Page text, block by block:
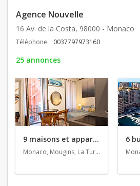
Agence Nouvelle
16 Av. de la Costa, 98000 - Monaco
Téléphone: 0037797973160
25 annonces
9 maisons et appartements en vente
Monaco, Mougins, La Turbie